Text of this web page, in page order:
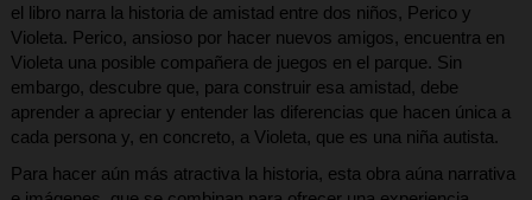
el libro narra la historia de amistad entre dos niños, Perico y
Violeta. Perico, ansioso por hacer nuevos amigos, encuentra en
Violeta una posible compañera de juegos en el parque. Sin
embargo, descubre que, para construir esa amistad, debe
aprender a apreciar y entender las diferencias que hacen única a
cada persona y, en concreto, a Violeta, que es una niña autista.
Para hacer aún más atractiva la historia, esta obra aúna narrativa